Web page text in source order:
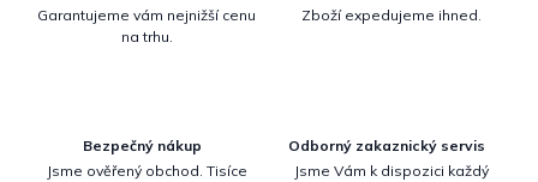
Garantujeme vám nejnižší cenu
na trhu.
Zboží expedujeme ihned.
Bezpečný nákup
Jsme ověřený obchod. Tisíce
Odborný zakaznický servis
Jsme Vám k dispozici každý